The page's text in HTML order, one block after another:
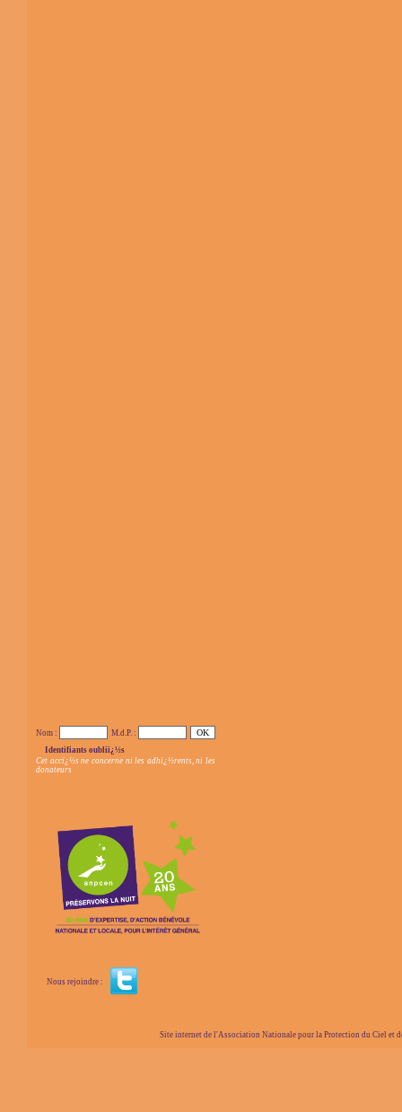
Nom :
M.d.P. :
Identifiants oubliï¿½s
Cet accï¿½s ne concerne ni les adhï¿½rents, ni les
donateurs
Nous rejoindre :
Site internet de l'Association Nationale pour la Protection du Ciel et de